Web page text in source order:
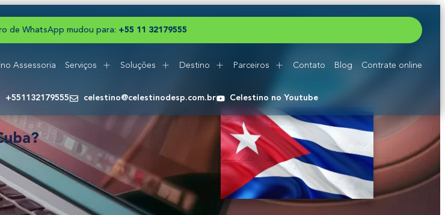
de WhatsApp mudou para: +55 1 1 321 79555
Assessoria Serviços Soluções Destino Parceiros Contato Blog Contrate online
+551132179555 celestino@celestinodesp.com.br Celestino no Youtube